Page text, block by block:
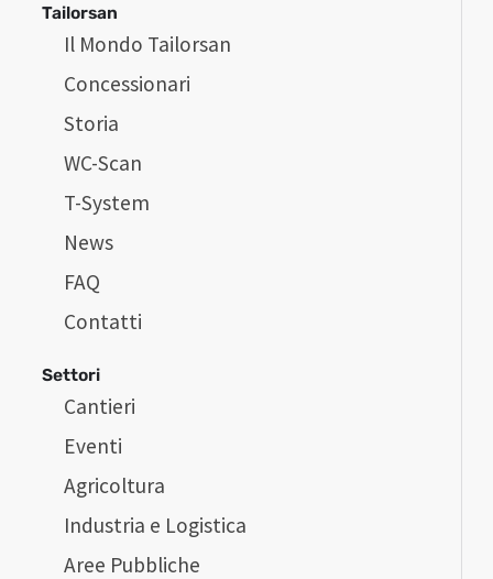
Tailorsan
Il Mondo Tailorsan
Concessionari
Storia
WC-Scan
T-System
News
FAQ
Contatti
Settori
Cantieri
Eventi
Agricoltura
Industria e Logistica
Aree Pubbliche